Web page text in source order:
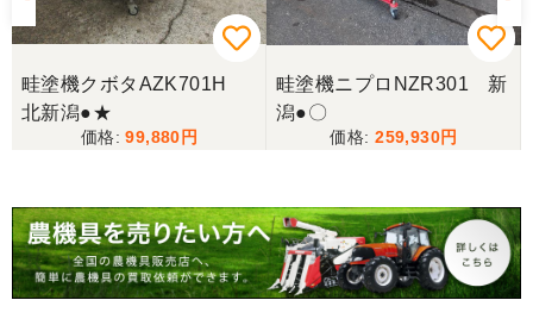
畦塗機クボタAZK701H
北新潟●★
99,880
畦塗機ニプロNZR301 新
潟●〇
259,930